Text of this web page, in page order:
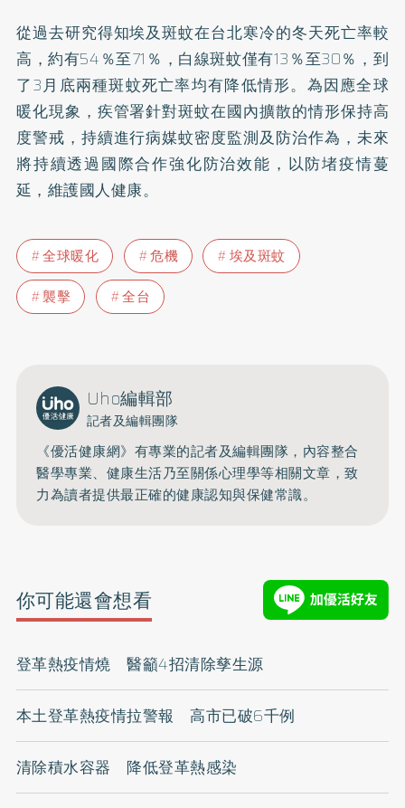
從過去研究得知埃及斑蚊在台北寒冷的冬天死亡率較
高，約有54％至71％，白線斑蚊僅有13％至30％，到
了3月底兩種斑蚊死亡率均有降低情形。為因應全球
暖化現象，疾管署針對斑蚊在國內擴散的情形保持高
度警戒，持續進行病媒蚊密度監測及防治作為，未來
將持續透過國際合作強化防治效能，以防堵疫情蔓
延，維護國人健康。
全球暖化 危機
埃及斑蚊
襲擊
全台
Uho編輯部
記者及編輯團隊
《優活健康網》有專業的記者及編輯團隊，內容整合
醫學專業、健康生活乃至關係心理學等相關文章，致
力為讀者提供最正確的健康認知與保健常識。
你可能還會想看
登革熱疫情燒 醫籲4招清除孳生源
本土登革熱疫情拉警報 高市已破6千例
清除積水容器 降低登革熱感染